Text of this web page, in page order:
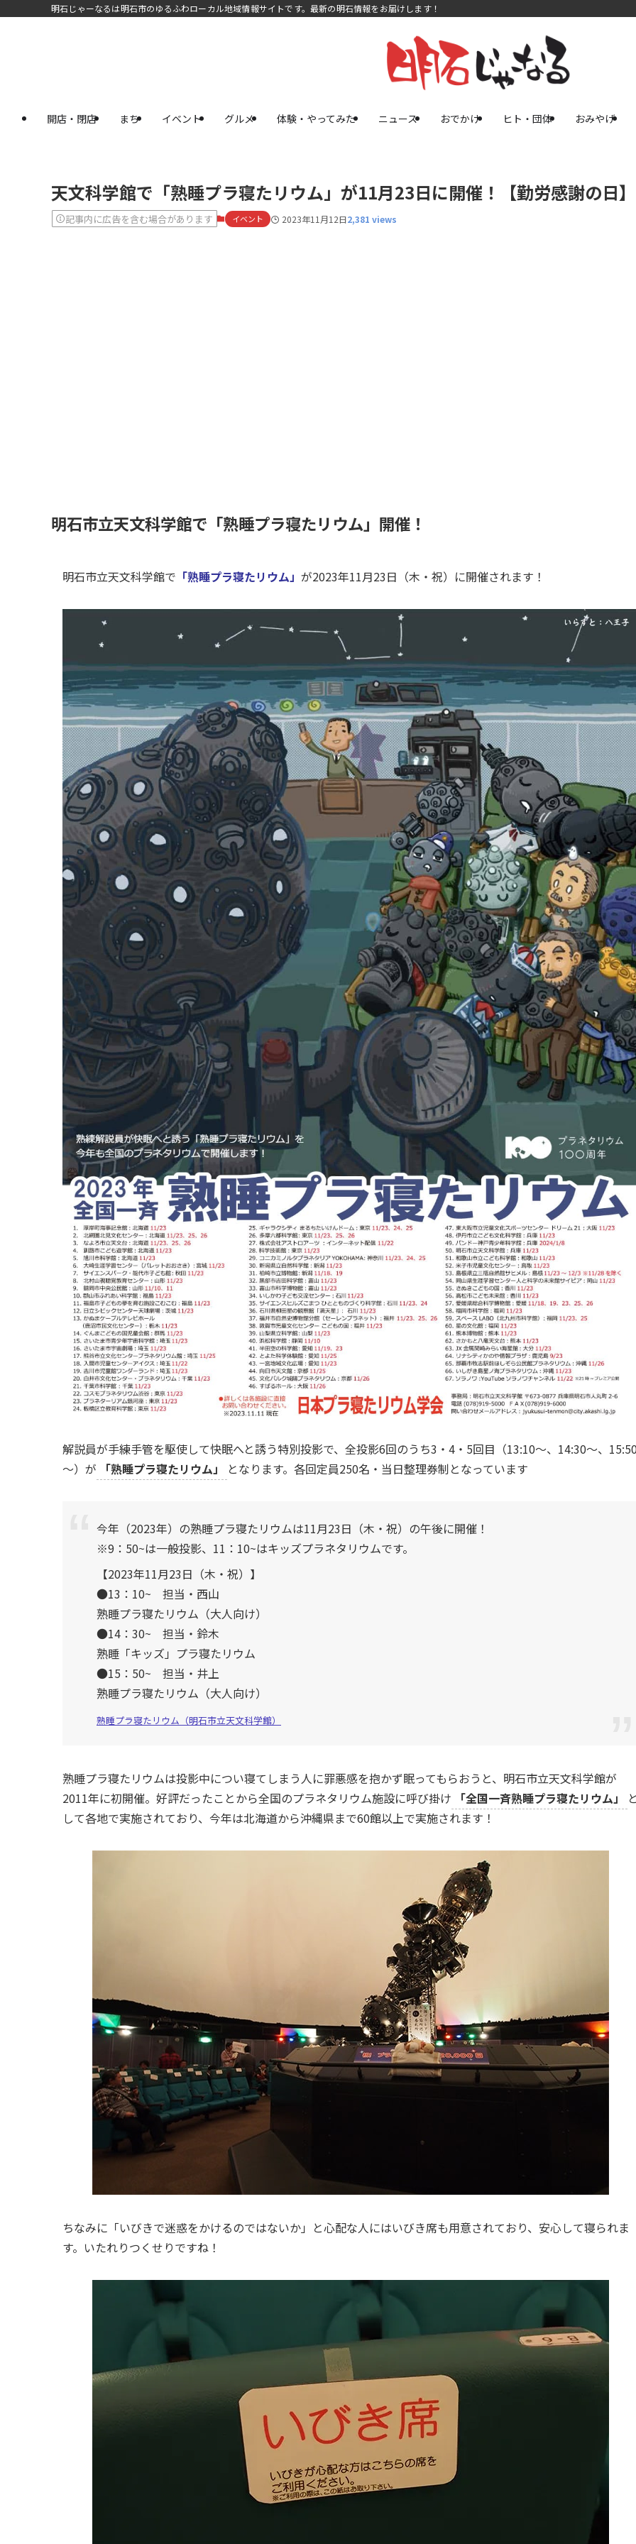
明石じゃーなるは明石市のゆるふわローカル地域情報サイトです。最新の明石情報をお届けします！
開店・閉店 まち イベント グルメ 体験・やってみた ニュース おでかけ ヒト・団体 おみやげ
天文科学館で「熟睡プラ寝たリウム」が11月23日に開催！【勤労感謝の日】
記事内に広告を含む場合があります イベント 2023年11月12日2,381 views
明石市立天文科学館で「熟睡プラ寝たリウム」開催！
明石市立天文科学館で 「熟睡プラ寝たリウム」 が2023年11月23日（木・祝）に開催されます！
解説員が手練手管を駆使して快眠へと誘う特別投影で、全投影6回のうち3・4・5回目（13:10～、14:30～、
～）が
「熟睡プラ寝たリウム」 となります。各回定員250名・当日整理券制となっています
今年（2023年）の熟睡プラ寝たリウムは11月23日（木・祝）の午後に開催！
※9：50~は一般投影、11：10~はキッズプラネタリウムです。
【2023年11月23日（木・祝）】
●13：10~ 担当・西山
熟睡プラ寝たリウム（大人向け）
●14：30~ 担当・鈴木
熟睡「キッズ」プラ寝たリウム
●15：50~ 担当・井上
熟睡プラ寝たリウム（大人向け）
熟睡プラ寝たリウム（明石市立天文科学館）
熟睡プラ寝たリウムは投影中につい寝てしまう人に罪悪感を抱かず眠ってもらおうと、明石市立天文科学館が
2011年に初開催。好評だったことから全国のプラネタリウム施設に呼び掛け
「全国一斉熟睡プラ寝たリウム」
して各地で実施されており、今年は北海道から沖縄県まで60館以上で実施されます！
ちなみに「いびきで迷惑をかけるのではないか」と心配な人にはいびき席も用意されており、安心して寝られま
す。いたれりつくせりですね！